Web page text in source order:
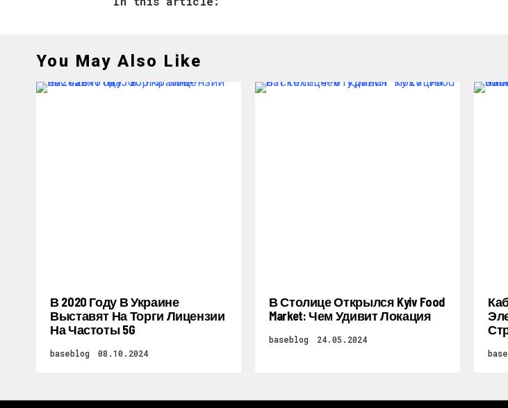
You May Also Like
В 2020 Году В Украине
Выставят На Торги Лицензии
На Частоты 5G
baseblog 08.10.2024
В Столице Открылся Kyiv Food
Market: Чем Удивит Локация
baseblog 24.05.2024